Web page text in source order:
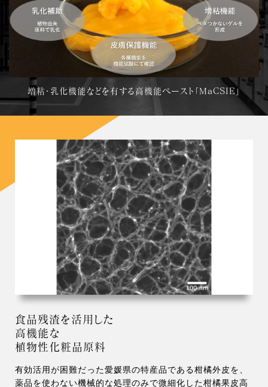
増粘・乳化機能などを有する高機能ペースト「MaCSIE」
食品残渣を活用した
高機能な
植物性化粧品原料
有効活用が困難だった愛媛県の特産品である柑橘外皮を、
薬品を使わない機械的な処理のみで微細化した柑橘果皮高